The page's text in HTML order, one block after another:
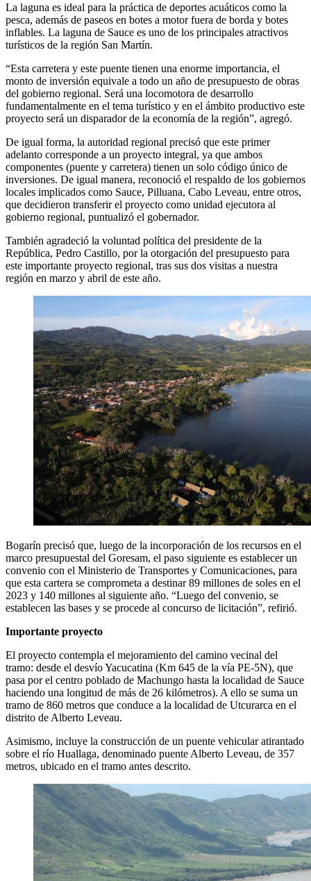
La laguna es ideal para la práctica de deportes acuáticos como la
pesca, además de paseos en botes a motor fuera de borda y botes
inflables. La laguna de Sauce es uno de los principales atractivos
turísticos de la región San Martín.
“Esta carretera y este puente tienen una enorme importancia, el
monto de inversión equivale a todo un año de presupuesto de obras
del gobierno regional. Será una locomotora de desarrollo
fundamentalmente en el tema turístico y en el ámbito productivo este
proyecto será un disparador de la economía de la región”, agregó.
De igual forma, la autoridad regional precisó que este primer
adelanto corresponde a un proyecto integral, ya que ambos
componentes (puente y carretera) tienen un solo código único de
inversiones. De igual manera, reconoció el respaldo de los gobiernos
locales implicados como Sauce, Pilluana, Cabo Leveau, entre otros,
que decidieron transferir el proyecto como unidad ejecutora al
gobierno regional, puntualizó el gobernador.
También agradeció la voluntad política del presidente de la
República, Pedro Castillo, por la otorgación del presupuesto para
este importante proyecto regional, tras sus dos visitas a nuestra
región en marzo y abril de este año.
Bogarín precisó que, luego de la incorporación de los recursos en el
marco presupuestal del Goresam, el paso siguiente es establecer un
convenio con el Ministerio de Transportes y Comunicaciones, para
que esta cartera se comprometa a destinar 89 millones de soles en el
2023 y 140 millones al siguiente año. “Luego del convenio, se
establecen las bases y se procede al concurso de licitación”, refirió.
Importante proyecto
El proyecto contempla el mejoramiento del camino vecinal del
tramo: desde el desvío Yacucatina (Km 645 de la vía PE-5N), que
pasa por el centro poblado de Machungo hasta la localidad de Sauce
haciendo una longitud de más de 26 kilómetros). A ello se suma un
tramo de 860 metros que conduce a la localidad de Utcurarca en el
distrito de Alberto Leveau.
Asimismo, incluye la construcción de un puente vehicular atirantado
sobre el río Huallaga, denominado puente Alberto Leveau, de 357
metros, ubicado en el tramo antes descrito.